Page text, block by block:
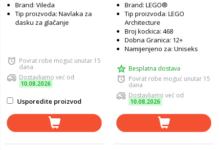
Brand: Vileda
Tip proizvoda: Navlaka za
dasku za glačanje
Povrat robe moguć unutar 15
dana
Dostavljamo već od
10.08.2026
Usporedite proizvod
Brand: LEGO®
Tip proizvoda: LEGO
Architecture
Broj kockica: 468
Dobna Granica: 12+
Namijenjeno za: Uniseks
Besplatna dostava
Povrat robe moguć unutar 15
dana
Dostavljamo već od
10.08.2026